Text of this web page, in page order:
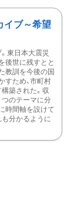
イブ～希望
東日本大震災
後世に残すとと
教訓を今後の国
すため、市町村
築された。収
のテーマに分
時間軸を設けて
分かるように